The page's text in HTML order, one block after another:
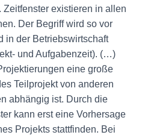
existieren in allen
Der Begriff wird so vor
in der Betriebswirtschaft
und Aufgabenzeit). (…)
eine große
Teilprojekt von anderen
abhängig ist. Durch die
kann erst eine Vorhersage
Projekts stattfinden. Bei